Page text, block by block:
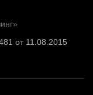
от 11.08.2015